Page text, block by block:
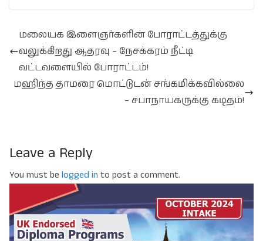
மலையக இளைஞர்களின் போராட்டத்துக்கு
வலுக்கிறது ஆதரவு – நேசக்கரம் நீட்டி
வட்டவளையில் போராட்டம்!
மஹிந்த தாமரை மொட்டுடன் சங்கமிக்கவில்லை
– சபாநாயகருக்கு கடிதம்!
Leave a Reply
You must be logged in to post a comment.